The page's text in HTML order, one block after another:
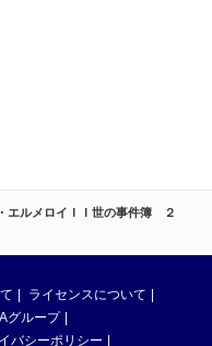
エルメロイＩＩ世の事件簿 ２
ライセンスについて
グループ
バシーポリシー